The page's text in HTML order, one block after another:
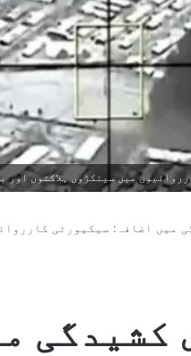
میں سینکڑوں ہلاکتوں اور
میں اضافہ: سیکیورٹی
کشیدگی